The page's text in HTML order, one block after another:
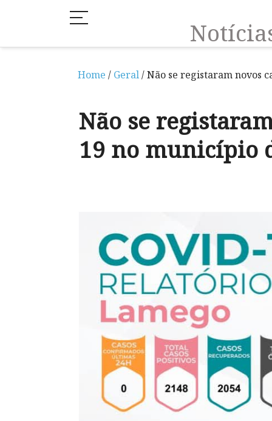
Home / Geral/ Não se registaram novos
Não se
19 no município